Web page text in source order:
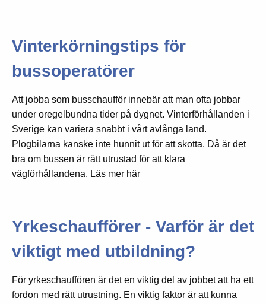
Vinterkörningstips för
bussoperatörer
Att jobba som busschaufför innebär att man ofta jobbar
under oregelbundna tider på dygnet. Vinterförhållanden i
Sverige kan variera snabbt i vårt avlånga land.
Plogbilarna kanske inte hunnit ut för att skotta. Då är det
bra om bussen är rätt utrustad för att klara
vägförhållandena. Läs mer här
Yrkeschaufförer - Varför är det
viktigt med utbildning?
För yrkeschauffören är det en viktig del av jobbet att ha ett
fordon med rätt utrustning. En viktig faktor är att kunna